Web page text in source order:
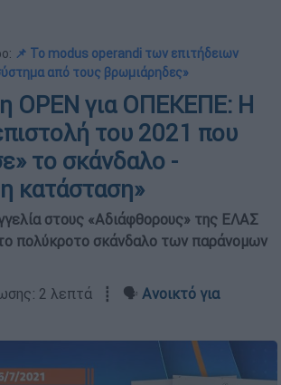
📌 Το modus operandi των επιτήδειων
από τους βρωμιάρηδες»
OPEN για ΟΠΕΚΕΠΕ: Η
του 2021 που
το σκάνδαλο -
κατάσταση»
στους «Αδιάφθορους» της ΕΛΑΣ
πολύκροτο σκάνδαλο των παράνομων
2 λεπτά ┋ 🗣️ Ανοικτό για